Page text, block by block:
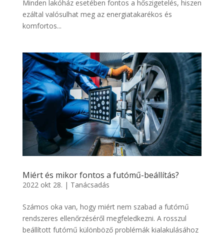
Minden lakóház esetében fontos a hőszigetelés, hiszen
ezáltal valósulhat meg az energiatakarékos és
komfortos...
Miért és mikor fontos a futómű-beállítás?
2022 okt 28. | Tanácsadás
Számos oka van, hogy miért nem szabad a futómű
rendszeres ellenőrzéséről megfeledkezni. A rosszul
beállított futómű különböző problémák kialakulásához